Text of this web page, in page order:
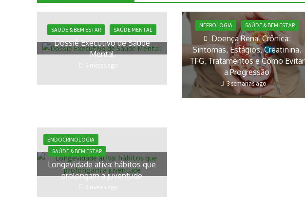
SAÚDE & BEM ESTAR SAÚDE MENTAL
Dossiê Executivo de Saúde
Mental
6 meses ago
NEFROLOGIA SAÚDE & BEM ESTAR
Doença Renal Crônica:
Sintomas, Estágios, Creatinina,
TFG, Tratamentos e Como Evitar
a Progressão
3 semanas ago
ENDOCRINOLOGIA
SAÚDE & BEM ESTAR
Longevidade ativa: hábitos que
prolongam a juventude
6 meses ago